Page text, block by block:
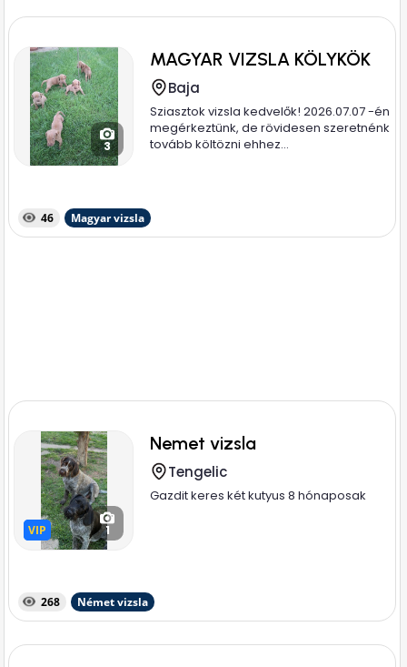
3
MAGYAR VIZSLA KÖLYKÖK
Baja
Sziasztok vizsla kedvelők! 2026.07.07 -én
megérkeztünk, de rövidesen szeretnénk
tovább költözni ehhez...
46 Magyar vizsla
VIP
VIP 1
Nemet vizsla
Tengelic
Gazdit keres két kutyus 8 hónaposak
268 Német vizsla